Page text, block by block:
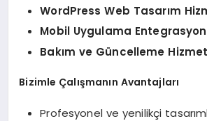
WordPress Web Tasarım
Mobil Uygulama
Bakım ve Güncelleme
Bizimle Çalışmanın Avantajları
Profesyonel ve yenilikçi